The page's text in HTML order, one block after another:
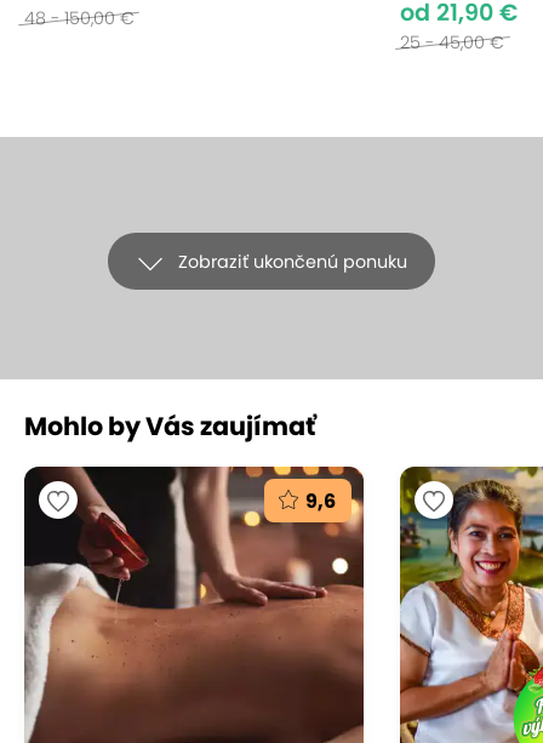
48 - 150,00 € od 21,90 €
25 - 45,00 €
Zobraziť ukončenú ponuku
Float terapia s masážou v ZEN SPA -
telo bez tiaže, harmonizácia a relax
v príjemnom prostredí
ZEN SPA (Hotel Tatra****), Bratislava - Staré Mesto (mapa)
Vynikajúce hodnotenie
Mohlo by Vás zaujímať
9,6